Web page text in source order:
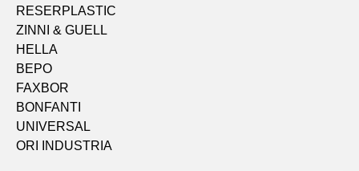
RESERPLASTIC
ZINNI & GUELL
HELLA
BEPO
FAXBOR
BONFANTI
UNIVERSAL
ORI INDUSTRIA